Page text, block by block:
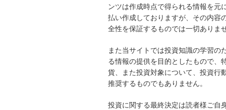
ンツは作成時点で得られる情報を元
払い作成しておりますが、その内容
全性を保証するものでは一切ありませ
また当サイトでは投資知識の学習の
る情報の提供を目的としたもので、
貨、また投資対象について、投資行
推奨するものでもありません。
投資に関する最終決定は読者様ご自